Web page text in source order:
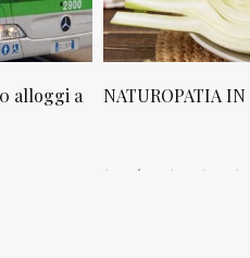
alloggi a
NATUROPATIA